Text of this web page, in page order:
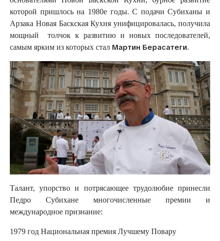
которой пришлось на 1980е годы. С подачи Субиханы и
Арзака Новая Баскская Кухня унифицировалась, получила
мощный толчок к развитию и новых последователей,
самым ярким из которых стал Мартин Берасатеги.
Талант, упорство и потрясающее трудолюбие принесли
Педро Субихане многочисленные премии и
международное признание:
1979 год Национальная премия Лучшему Повару